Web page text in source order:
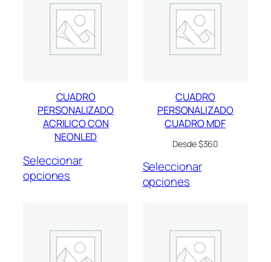
CUADRO
PERSONALIZADO
ACRILICO CON
NEONLED
Seleccionar
opciones
CUADRO
PERSONALIZADO
CUADRO MDF
Desde $360
Seleccionar
opciones